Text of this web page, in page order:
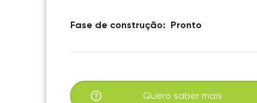
Fase de construção: Pronto
Quero saber mais